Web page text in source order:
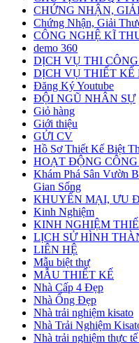
CHỨNG NHẬN,
Chứng Nhận, Giải
CÔNG NGHỆ KĨ
demo 360
DỊCH VỤ THI
DỊCH VỤ THIẾT KẾ
Đăng Ký Youtube
ĐỘI NGŨ NHÂN SỰ
Giỏ hàng
Giới thiệu
GỬI CV
Hồ Sơ Thiết Kế Biệt
HOẠT ĐỘNG
Khám Phá Sân Vườn
Gian Sống
KHUYẾN MẠI, ƯU
Kinh Nghiệm
KINH NGHIỆM
LỊCH SỬ HÌNH
LIÊN HỆ
Mẫu biệt thự
MẪU THIẾT KẾ
Nhà Cấp 4 Đẹp
Nhà Ống Đẹp
Nhà trải nghiệm kisato
Nhà Trải Nghiệm
Nhà trải nghiệm thực